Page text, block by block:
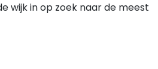
wijk in op zoek naar de meest